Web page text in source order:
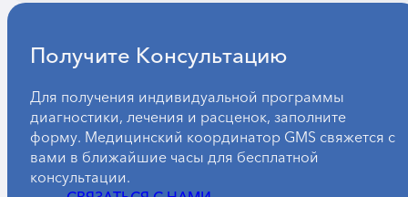
Получите Консультацию
Для получения индивидуальной программы
диагностики, лечения и расценок, заполните
форму. Медицинский координатор GMS свяжется с
вами в ближайшие часы для бесплатной
консультации.